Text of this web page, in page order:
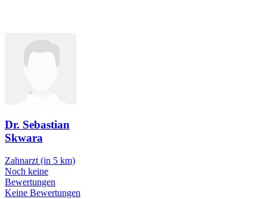
Dr. Sebastian
Skwara
Zahnarzt (in 5 km)
Noch keine
Bewertungen
Keine Bewertungen